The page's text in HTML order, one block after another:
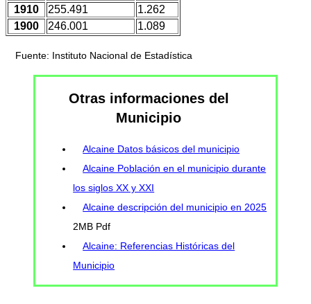
1910
255.491
1.262
1900
246.001 1.089
Fuente: Instituto Nacional de Estadística
Otras informaciones del
Municipio
Alcaine Datos básicos del municipio
Alcaine Población en el municipio durante
los siglos XX y XXI
Alcaine descripción del municipio en 2025
2MB Pdf
Alcaine: Referencias Históricas del
Municipio